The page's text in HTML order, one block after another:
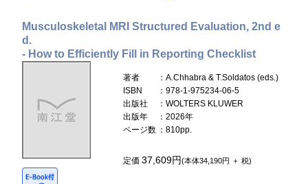
Musculoskeletal MRI Structured Evaluation, 2nd e
d.
- How to Efficiently Fill in Reporting Checklist
著者
：A.Chhabra & T.Soldatos (eds.)
ISBN
：978-1-975234-06-5
出版社
：WOLTERS KLUWER
出版年
：2026年
ページ数 ：810pp.
定価37,609円(本体34,190円 ＋ 税)